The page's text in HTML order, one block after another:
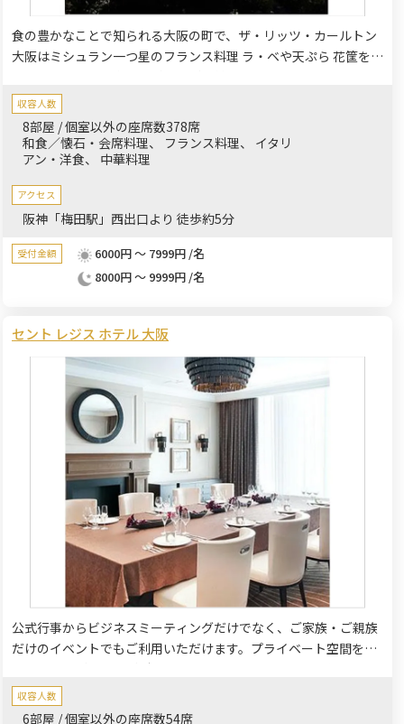
食の豊かなことで知られる大阪の町で、ザ・リッツ・カールトン
大阪はミシュラン一つ星のフランス料理 ラ・ベや天ぷら 花筐を含
料理をお愉しみいただける花筐、上品な広東料理をご提供する香
桃、豊富なドリンクメニューを誇るラウンジやバーなど、6つの
レストラン＆バーでお待ちしております。大小様様々なサイズの
宴会場でのパーティーは多彩な用途にてご利用いただく事ができ
ます。
収容人数
8部屋 / 個室以外の座席数378席
和食／懐石・会席料理
フランス料理
イタリ
アン・洋食
中華料理
アクセス
阪神「梅田駅」西出口より 徒歩約5分
受付金額
6000円 ～ 7999円 /名
8000円 ～ 9999円 /名
セント レジス ホテル 大阪
公式行事からビジネスミーティングだけでなく、ご家族・ご親族
だけのイベントでもご利用いただけます。プライベート空間を保
てる個室のご用意もございます。お客様の期待を超える伝統のお
もてなしをご提供します。
収容人数
6部屋 / 個室以外の座席数54席